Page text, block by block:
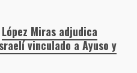
López Miras adjudica
vinculado a Ayuso y